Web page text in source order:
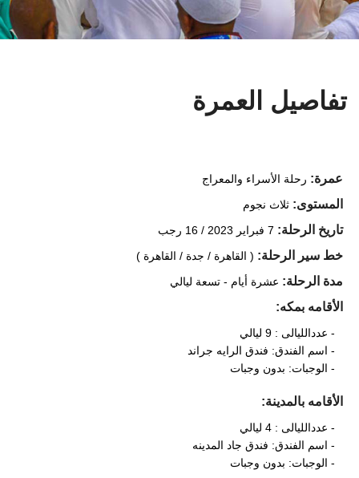
تفاصيل العمرة
عمرة: رحلة الأسراء والمعراج
المستوى: ثلاث نجوم
تاريخ الرحلة: 16 رجب
خط سير الرحلة: ( القاهرة / جدة / القاهرة )
مدة الرحلة: عشرة أيام - تسعة ليالي
الأقامه بمكه:
- عددالليالى : 9 ليالي
- اسم الفندق: فندق الرايه جراند
- الوجبات: بدون وجبات
الأقامه بالمدينة:
- عددالليالى : 4 ليالي
- اسم الفندق: فندق جاد المدينه
- الوجبات: بدون وجبات